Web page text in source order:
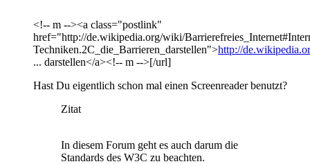
<!-- m --><a class="postlink"
href="http://de.wikipedia.org/wiki/
Techniken.2C_die_Barrieren_darstellen">http://
... darstellen</a><!-- m -->[/url]
Hast Du eigentlich schon mal einen Screenreader benutzt?
Zitat
In diesem Forum geht es auch darum die
Standards des W3C zu beachten.